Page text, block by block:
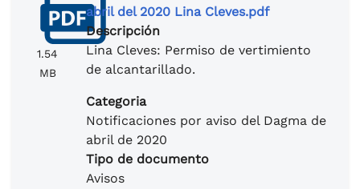
1.54
MB
abril del 2020 Lina Cleves.pdf
Descripción
Lina Cleves: Permiso de vertimiento
de alcantarillado.
Categoria
Notificaciones por aviso del Dagma de
abril de 2020
Tipo de documento
Avisos